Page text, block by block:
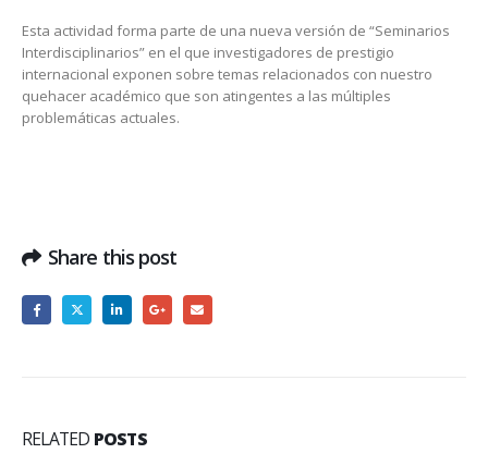
Esta actividad forma parte de una nueva versión de “Seminarios
Interdisciplinarios” en el que investigadores de prestigio
internacional exponen sobre temas relacionados con nuestro
quehacer académico que son atingentes a las múltiples
problemáticas actuales.
Share this post
RELATED POSTS